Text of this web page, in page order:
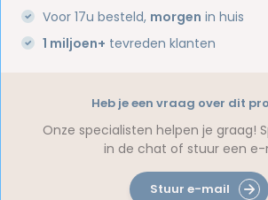
Voor 17u besteld, morgen in huis
1 miljoen+ tevreden klanten
Heb je een vraag over dit
Onze specialisten helpen je graag!
in de chat of stuur een e-
Stuur e-mail